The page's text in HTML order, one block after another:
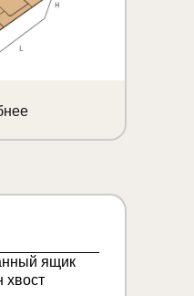
ящик
хвост